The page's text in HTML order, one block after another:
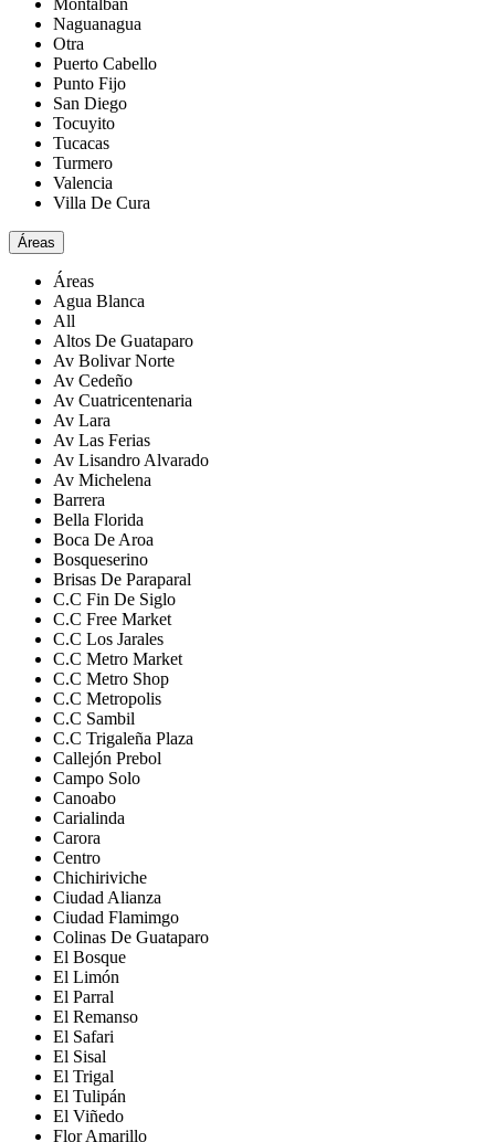
Naguanagua
Otra
Puerto Cabello
Punto Fijo
San Diego
Tocuyito
Tucacas
Turmero
Valencia
Villa De Cura
Áreas
Áreas
Agua Blanca
All
Altos De Guataparo
Av Bolivar Norte
Av Cedeño
Av Cuatricentenaria
Av Lara
Av Las Ferias
Av Lisandro Alvarado
Av Michelena
Barrera
Bella Florida
Boca De Aroa
Bosqueserino
Brisas De Paraparal
C.C Fin De Siglo
C.C Free Market
C.C Los Jarales
C.C Metro Market
C.C Metro Shop
C.C Metropolis
C.C Sambil
C.C Trigaleña Plaza
Callejón Prebol
Campo Solo
Canoabo
Carialinda
Carora
Centro
Chichiriviche
Ciudad Alianza
Ciudad Flamimgo
Colinas De Guataparo
El Bosque
El Limón
El Parral
El Remanso
El Safari
El Sisal
El Trigal
El Tulipán
El Viñedo
Flor Amarillo